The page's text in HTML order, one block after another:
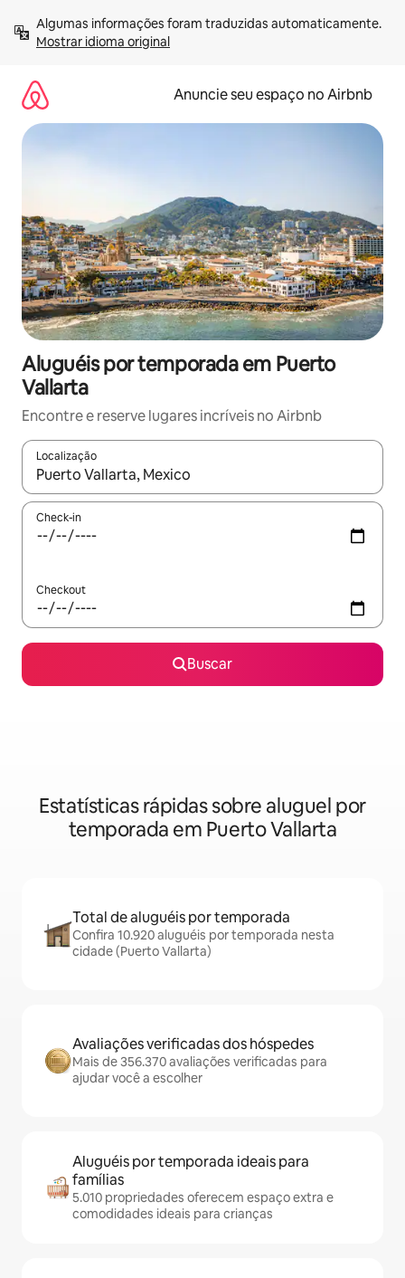
para
Mostrar idioma original
Anuncie seu espaço no Airbnb
Aluguéis por temporada em Puerto
Vallarta
Encontre e reserve lugares incríveis no Airbnb
Localização
Quando os resultados estiverem disponíveis, explore-os
Check-in
Checkout
Buscar
Estatísticas rápidas sobre aluguel por
temporada em Puerto Vallarta
Total de aluguéis por temporada
Confira 10.920 aluguéis por temporada nesta
cidade (Puerto Vallarta)
Avaliações verificadas dos hóspedes
Mais de 356.370 avaliações verificadas para
ajudar você a escolher
Aluguéis por temporada ideais para
famílias
5.010 propriedades oferecem espaço extra e
comodidades ideais para crianças